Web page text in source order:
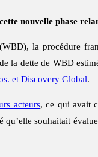
nouvelle phase
(WBD), la procédure
la dette de WBD
et Discovery Global.
acteurs, ce qui avait
souhaitait